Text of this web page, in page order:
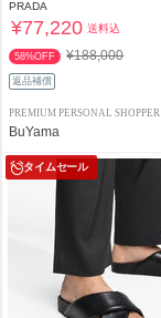
PRADA
¥77,220 送料込
58%OFF ¥188,000
返品補償
PREMIUM PERSONAL SHOPPER
BuYama
タイムセール